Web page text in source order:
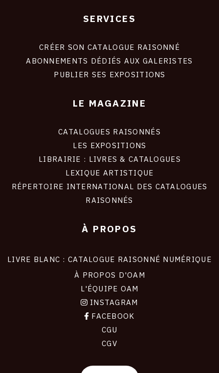
SERVICES
CRÉER SON CATALOGUE RAISONNÉ
ABONNEMENTS DÉDIÉS AUX GALERISTES
PUBLIER SES EXPOSITIONS
LE MAGAZINE
CATALOGUES RAISONNÉS
LES EXPOSITIONS
LIBRAIRIE : LIVRES & CATALOGUES
LEXIQUE ARTISTIQUE
RÉPERTOIRE INTERNATIONAL DES CATALOGUES
RAISONNÉS
À PROPOS
LIVRE BLANC : CATALOGUE RAISONNÉ NUMÉRIQUE
À PROPOS D'OAM
L'ÉQUIPE OAM
INSTAGRAM
FACEBOOK
CGU
CGV